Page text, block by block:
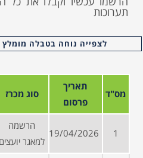
תערוכות
לצפייה נוחה בטבלה
מס"ד
תאריך
פרסום
סוג מכרז
1
19/04/2026
הרשמה
למאגר יועצים